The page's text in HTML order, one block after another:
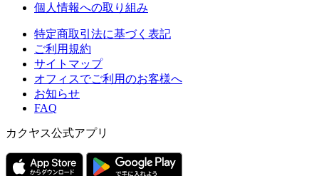
個人情報への取り組み
特定商取引法に基づく表記
ご利用規約
サイトマップ
オフィスでご利用のお客様へ
お知らせ
FAQ
カクヤス公式アプリ